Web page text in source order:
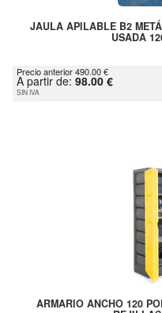
JAULA APILABLE B2
USADA
Precio anterior 490.00 €
A partir de: 98.00 €
SIN IVA
ARMARIO ANCHO 120